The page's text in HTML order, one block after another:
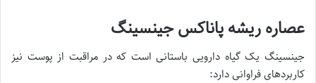
عصاره ریشه پاناکس جینسینگ
جینسینگ یک گیاه دارویی باستانی است که در مراقبت از پوست نیز
کاربردهای فراوانی دارد: